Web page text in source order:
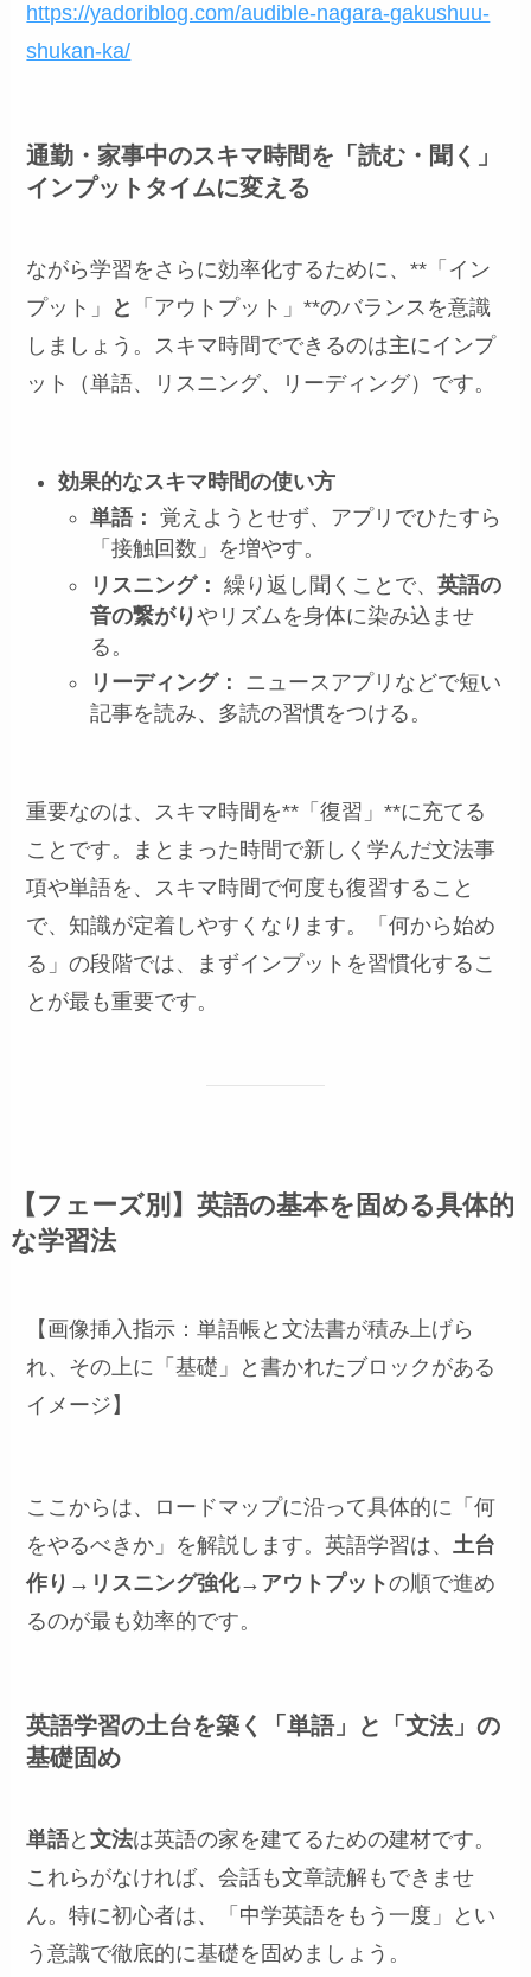
https://yadoriblog.com/audible-nagara-gakushuu-
shukan-ka/
通勤・家事中のスキマ時間を「読む・聞く」
インプットタイムに変える
ながら学習をさらに効率化するために、**「イン
プット」
と
「アウトプット」**のバランスを意識
しましょう。スキマ時間でできるのは主にインプ
ット（単語、リスニング、リーディング）です。
効果的なスキマ時間の使い方
単語： 覚えようとせず、アプリでひたすら
「接触回数」を増やす。
リスニング： 繰り返し聞くことで、英語の
音の繋がりやリズムを身体に染み込ませ
る。
リーディング：
ニュースアプリなどで短い
記事を読み、多読の習慣をつける。
重要なのは、スキマ時間を**「復習」**に充てる
ことです。まとまった時間で新しく学んだ文法事
項や単語を、スキマ時間で何度も復習すること
で、知識が定着しやすくなります。「何から始め
る」の段階では、まずインプットを習慣化するこ
とが最も重要です。
【フェーズ別】英語の基本を固める具体的
な学習法
【画像挿入指示：単語帳と文法書が積み上げら
れ、その上に「基礎」と書かれたブロックがある
イメージ】
ここからは、ロードマップに沿って具体的に「何
をやるべきか」を解説します。英語学習は、 土台
作り → リスニング強化→ アウトプットの順で進め
るのが最も効率的です。
英語学習の土台を築く「単語」と「文法」の
基礎固め
単語と文法は英語の家を建てるための建材です。
これらがなければ、会話も文章読解もできませ
ん。特に初心者は、「中学英語をもう一度」とい
う意識で徹底的に基礎を固めましょう。